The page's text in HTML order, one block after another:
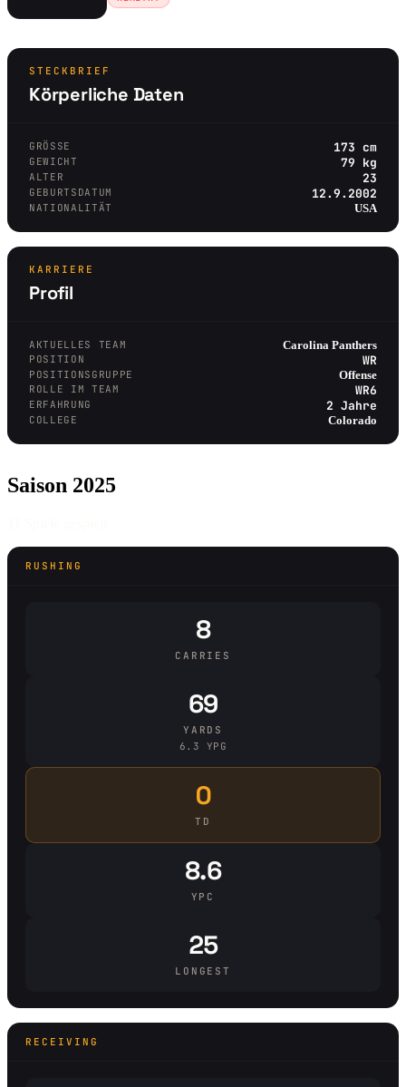
STECKBRIEF
Körperliche Daten
GRÖSSE 173 cm
GEWICHT 79 kg
ALTER 23
GEBURTSDATUM 12.9.2002
NATIONALITÄT USA
KARRIERE
Profil
AKTUELLES TEAM Carolina Panthers
POSITION WR
POSITIONSGRUPPE Offense
ROLLE IM TEAM WR6
ERFAHRUNG 2 Jahre
COLLEGE Colorado
Saison 2025
RUSHING
8
CARRIES
69
YARDS
6.3 YPG
0
TD
8.6
YPC
25
LONGEST
RECEIVING